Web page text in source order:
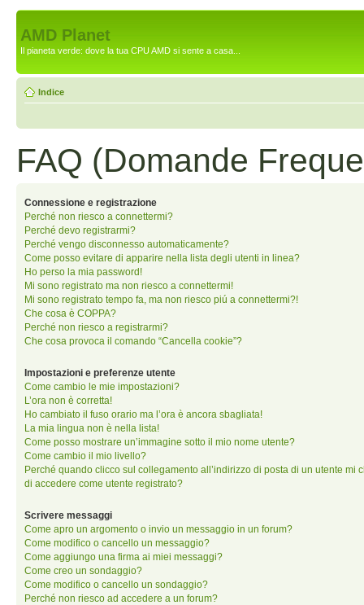
AMD Planet
Il pianeta verde: dove la tua CPU AMD si sente a casa...
Indice
FAQ (Domande
Connessione e registrazione
Perché non riesco a connettermi?
Perché devo registrarmi?
Perché vengo disconnesso automaticamente?
Come posso evitare di apparire nella lista degli utenti in linea?
Ho perso la mia password!
Mi sono registrato ma non riesco a connettermi!
Mi sono registrato tempo fa, ma non riesco piú a connettermi?!
Che cosa è COPPA?
Perché non riesco a registrarmi?
Che cosa provoca il comando “Cancella cookie”?
Impostazioni e preferenze utente
Come cambio le mie impostazioni?
L’ora non è corretta!
Ho cambiato il fuso orario ma l’ora è ancora sbagliata!
La mia lingua non è nella lista!
Come posso mostrare un’immagine sotto il mio nome utente?
Come cambio il mio livello?
Perché quando clicco sul collegamento all’indirizzo di posta di un utente mi
di accedere come utente registrato?
Scrivere messaggi
Come apro un argomento o invio un messaggio in un forum?
Come modifico o cancello un messaggio?
Come aggiungo una firma ai miei messaggi?
Come creo un sondaggio?
Come modifico o cancello un sondaggio?
Perché non riesco ad accedere a un forum?